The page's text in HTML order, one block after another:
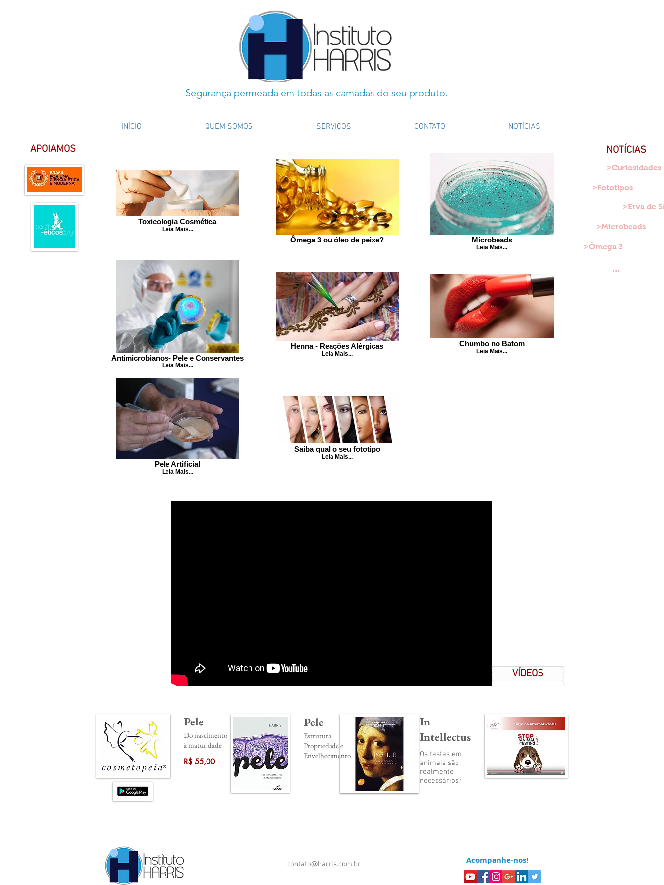
Segurança permeada em todas as camadas do seu produto.
INÍCIO QUEM SOMOS SERVIÇOS CONTATO NOTÍCIAS
APOIAMOS
Toxicologia Cosmética
Leia Mais...
Ômega 3 ou óleo de peixe? Microbeads
Leia Mais...
Antimicrobianos- Pele e Conservantes
Leia Mais...
Henna - Reações Alérgicas
Leia Mais...
Chumbo no Batom
Leia Mais...
Pele Artificial
Leia Mais...
Saiba qual o seu fototipo
Leia Mais...
NOTÍCIAS
>Curiosidades
>Fototipos
>Erva de
...
>Microbeads
>Ômega 3
VÍDEOS
Pele
Do nascimento
à maturidade
R$ 55,00
Pele
Estrutura,
Propriedade e
Envelhecimento
In
Intellectus
Os testes em
animais são
realmente
necessários?
contato@harris.com.br Acompanhe-nos!